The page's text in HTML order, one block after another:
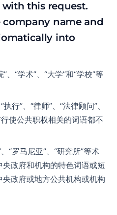
this request.
company name and
into
、“学术”、“大学”和“学校”等
行”、“律师”、“法律顾问”、
使公共职权相关的词语都不
“罗马尼亚”、“研究所”等术
政府和机构的特色词语或短
政府或地方公共机构或机构